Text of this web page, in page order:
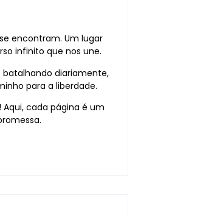
encontram. Um lugar
infinito que nos une.
diariamente,
para a liberdade.
! Aqui, cada página é um